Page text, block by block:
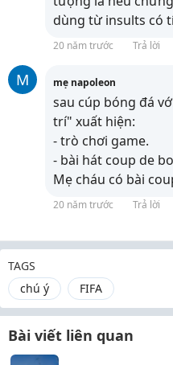
dùng từ insults có
20 năm trước Trả lời
M mẹ napoleon
sau cúp bóng đá
trí" xuất hiện:
- trò chơi game.
- bài hát coup de
Mẹ cháu có bài
20 năm trước Trả lời
TAGS
chú ý
FIFA
Bài viết liên quan